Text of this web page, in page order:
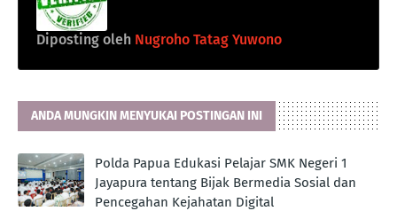
Diposting oleh Nugroho Tatag Yuwono
ANDA MUNGKIN MENYUKAI POSTINGAN INI
Polda Papua Edukasi Pelajar SMK Negeri 1
Jayapura tentang Bijak Bermedia Sosial dan
Pencegahan Kejahatan Digital